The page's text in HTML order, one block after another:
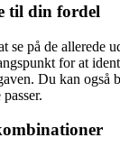
til din fordel
se på de allerede
for at
Du kan også